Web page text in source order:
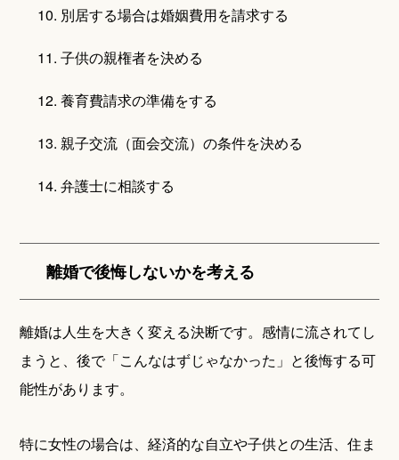
別居する場合は婚姻費用を請求する
子供の親権者を決める
養育費請求の準備をする
親子交流（面会交流）の条件を決める
弁護士に相談する
離婚で後悔しないかを考える
離婚は人生を大きく変える決断です。感情に流されてし
まうと、後で「こんなはずじゃなかった」と後悔する可
能性があります。
特に女性の場合は、経済的な自立や子供との生活、住ま